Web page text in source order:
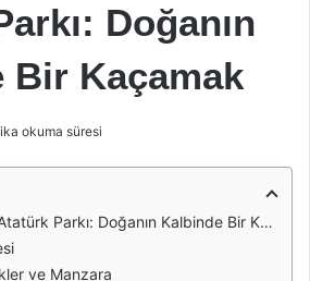
Doğanın
Bir Kaçamak
okuma süresi
Parkı: Doğanın Kalbinde Bir Kaçamak
ve Manzara